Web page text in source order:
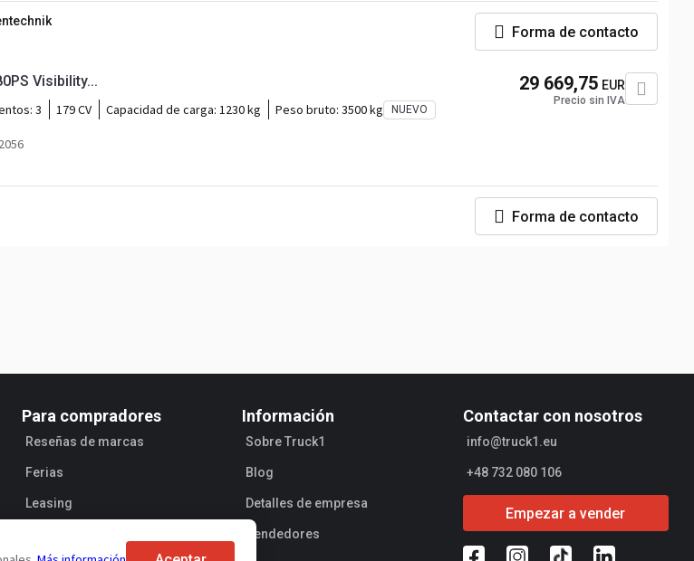
Forma de contacto
Visibility...
3 179 CV Capacidad de carga: 1230 kg Peso bruto: 3500 kg NUEVO
29 669,75 EUR
Precio sin IVA
Forma de contacto
Para compradores
Reseñas de marcas
Ferias
Leasing
Información
Sobre Truck1
Blog
Detalles de empresa
Vendedores
Contactar con nosotros
info@truck1.eu
+48 732 080 106
Empezar a vender